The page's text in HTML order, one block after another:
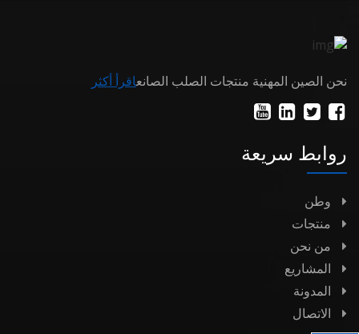
نحن الصين المهنية منتجات الصلب الصانعاقرأ أكثر
روابط سريعة
وطن
منتجات
من نحن
المشاريع
المدونة
الاتصال